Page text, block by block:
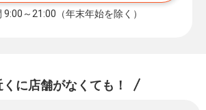
9:00～21:00（年末年始を除く）
くに店舗がなくても！